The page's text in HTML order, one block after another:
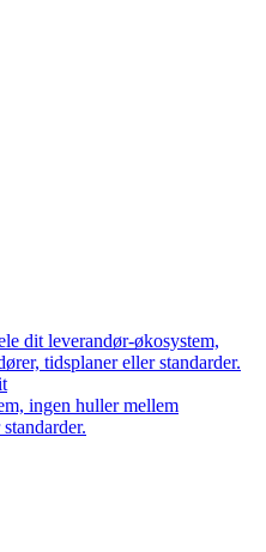
dit leverandør-økosystem,
tidsplaner eller standarder.
ingen huller mellem